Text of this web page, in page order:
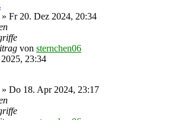
» Fr 20. Dez 2024, 20:34
von sternchen06
23:34
» Do 18. Apr 2024, 23:17